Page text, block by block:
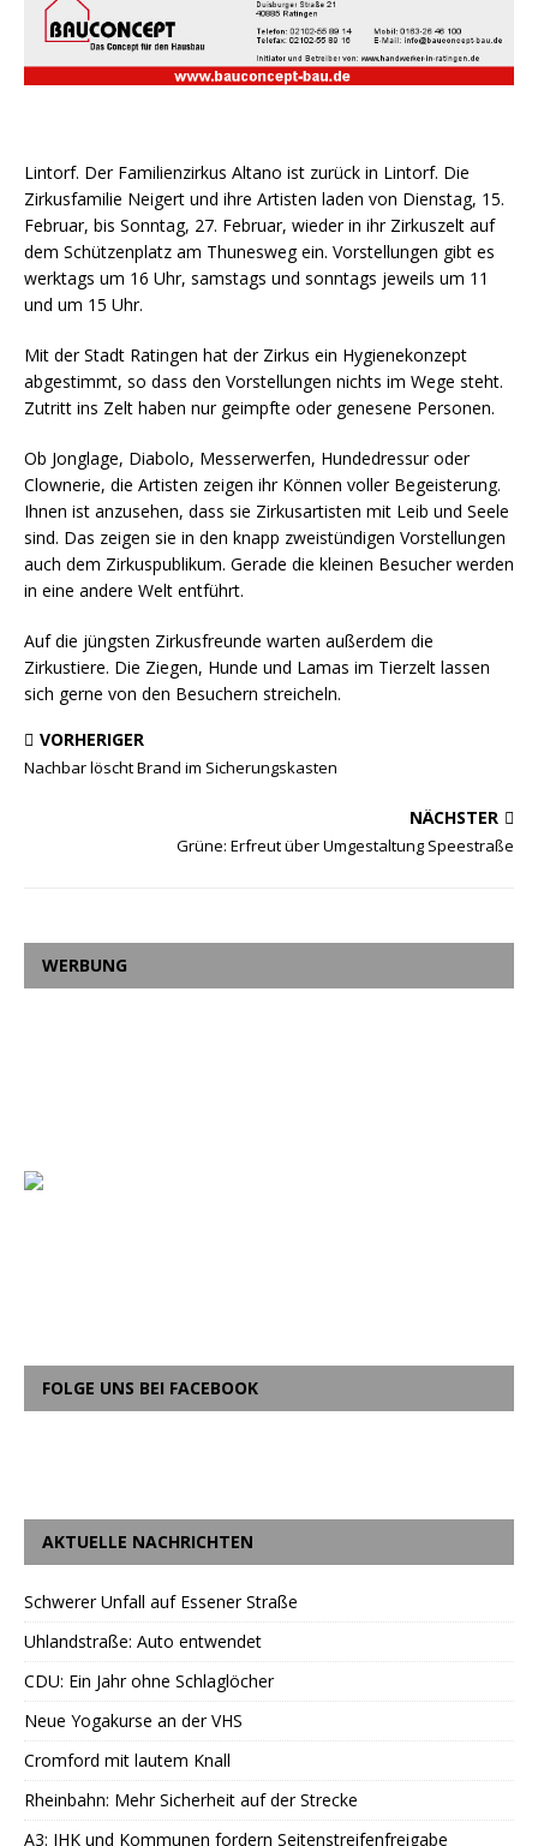
Lintorf. Der Familienzirkus Altano ist zurück in Lintorf. Die
Zirkusfamilie Neigert und ihre Artisten laden von Dienstag, 15.
Februar, bis Sonntag, 27. Februar, wieder in ihr Zirkuszelt auf
dem Schützenplatz am Thunesweg ein. Vorstellungen gibt es
werktags um 16 Uhr, samstags und sonntags jeweils um 11
und um 15 Uhr.
Mit der Stadt Ratingen hat der Zirkus ein Hygienekonzept
abgestimmt, so dass den Vorstellungen nichts im Wege steht.
Zutritt ins Zelt haben nur geimpfte oder genesene Personen.
Ob Jonglage, Diabolo, Messerwerfen, Hundedressur oder
Clownerie, die Artisten zeigen ihr Können voller Begeisterung.
Ihnen ist anzusehen, dass sie Zirkusartisten mit Leib und Seele
sind. Das zeigen sie in den knapp zweistündigen Vorstellungen
auch dem Zirkuspublikum. Gerade die kleinen Besucher werden
in eine andere Welt entführt.
Auf die jüngsten Zirkusfreunde warten außerdem die
Zirkustiere. Die Ziegen, Hunde und Lamas im Tierzelt lassen
sich gerne von den Besuchern streicheln.
VORHERIGER
Nachbar löscht Brand im Sicherungskasten
NÄCHSTER
Grüne: Erfreut über Umgestaltung Speestraße
WERBUNG
FOLGE UNS BEI FACEBOOK
AKTUELLE NACHRICHTEN
Schwerer Unfall auf Essener Straße
Uhlandstraße: Auto entwendet
CDU: Ein Jahr ohne Schlaglöcher
Neue Yogakurse an der VHS
Cromford mit lautem Knall
Rheinbahn: Mehr Sicherheit auf der Strecke
A3: IHK und Kommunen fordern Seitenstreifenfreigabe